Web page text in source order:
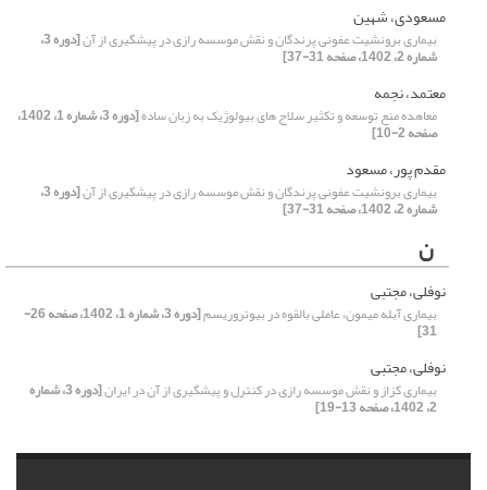
مسعودی، شهین
بیماری برونشیت عفونی پرندگان و نقش موسسه رازی در پیشگیری از آن [دوره 3،
شماره 2، 1402، صفحه 31-37]
معتمد، نجمه
معاهده منع توسعه و تکثیر سلاح های بیولوژیک به زبان ساده [دوره 3، شماره 1، 1402،
صفحه 2-10]
مقدم پور، مسعود
بیماری برونشیت عفونی پرندگان و نقش موسسه رازی در پیشگیری از آن [دوره 3،
شماره 2، 1402، صفحه 31-37]
ن
نوفلی، مجتبی
بیماری آبله میمون، عاملی بالقوه در بیوتروریسم [دوره 3، شماره 1، 1402، صفحه 26-
31]
نوفلی، مجتبی
بیماری کزاز و نقش موسسه رازی در کنترل و پیشگیری از آن در ایران [دوره 3، شماره
2، 1402، صفحه 13-19]